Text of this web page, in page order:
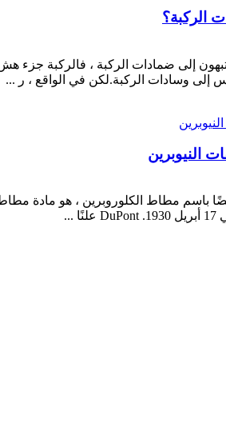
الركبة؟
ينتبهون إلى ضمادات الركبة ، فالركبة
إلى وسادات الركبة.لكن في الواقع ، ر ...
النيوبرين